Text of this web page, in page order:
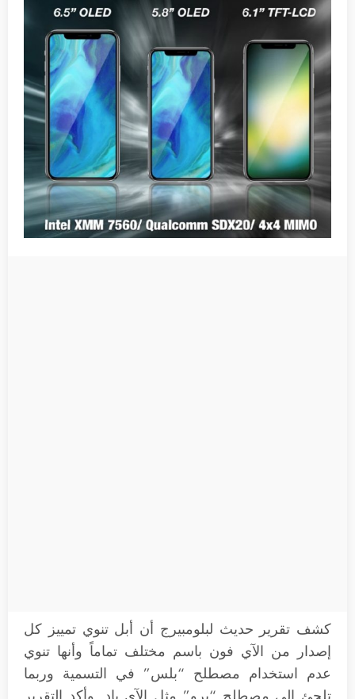
كشف تقرير حديث لبلومبيرج أن أبل تنوي تمييز كل
إصدار من الآي فون باسم مختلف تماماً وأنها تنوي
عدم استخدام مصطلح “بلس” في التسمية وربما